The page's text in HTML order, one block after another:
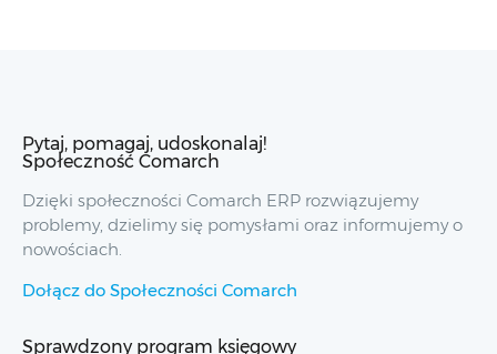
Pytaj, pomagaj, udoskonalaj!
Społeczność Comarch
Dzięki społeczności Comarch ERP rozwiązujemy
problemy, dzielimy się pomysłami oraz informujemy o
nowościach.
Dołącz do Społeczności Comarch
Sprawdzony program księgowy